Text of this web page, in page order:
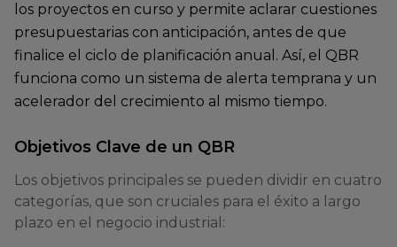
los proyectos en curso y permite aclarar cuestiones
presupuestarias con anticipación, antes de que
finalice el ciclo de planificación anual. Así, el QBR
funciona como un sistema de alerta temprana y un
acelerador del crecimiento al mismo tiempo.
Objetivos Clave de un QBR
Los objetivos principales se pueden dividir en cuatro
categorías, que son cruciales para el éxito a largo
plazo en el negocio industrial: